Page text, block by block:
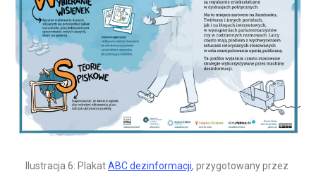
Ilustracja 6: PlakatABC dezinformacji, przygotowany przez